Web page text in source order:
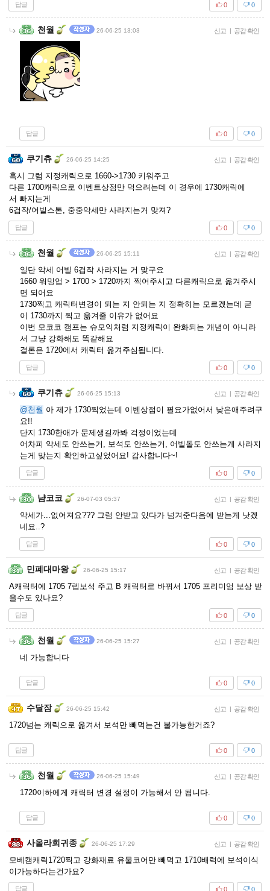
답글 0
0
천월 26-06-25 13:03 신고 | 공감 확인
답글 0
0
쿠기츄 26-06-25 14:25 신고 | 공감 확인
혹시 그럼 지정캐릭으로 1660->1730 키워주고
다른 1700캐릭으로 이벤트상점만 먹으려는데 이 경우에 1730캐릭에
서 빠지는게
6겁작/어빌스톤, 중중악세만 사라지는거 맞져?
답글 0
0
천월 26-06-25 15:11 신고 | 공감 확인
일단 악세 어빌 6겁작 사라지는 거 맞구요
1660 워밍업 > 1700 > 1720까지 찍어주시고 다른캐릭으로 옮겨주시
면 되어요
1730찍고 캐릭터변경이 되는 지 안되는 지 정확히는 모르겠는데 굳
이 1730까지 찍고 옮겨줄 이유가 없어요
이번 모코코 캠프는 슈모익처럼 지정캐릭이 완화되는 개념이 아니라
서 그냥 강화해도 똑같해요
결론은 1720에서 캐릭터 옮겨주심됩니다.
답글 0
0
쿠기츄 26-06-25 15:13 신고 | 공감 확인
@천월 아 제가 1730찍었는데 이벤상점이 필요가없어서 낮은애주려구
요!!
단지 1730한애가 문제생길까봐 걱정이었는데
어차피 악세도 안쓰는거, 보석도 안쓰는거, 어빌돌도 안쓰는게 사라지
는게 맞는지 확인하고싶었어요! 감사합니다~!
답글 0
0
냠코코 26-07-03 05:37 신고 | 공감 확인
악세가...없어져요??? 그럼 안받고 있다가 넘겨준다음에 받는게 낫겠
네요..?
답글 0
0
민폐대마왕 26-06-25 15:17 신고 | 공감 확인
A캐릭터에 1705 7렙보석 주고 B 캐릭터로 바꿔서 1705 프리미엄 보상 받
을수도 있나요?
답글 0
0
천월 26-06-25 15:27 신고 | 공감 확인
네 가능합니다
답글 0
0
수달잠 26-06-25 15:42 신고 | 공감 확인
1720넘는 캐릭으로 옮겨서 보석만 빼먹는건 불가능한거죠?
답글 0
0
천월 26-06-25 15:49 신고 | 공감 확인
1720이하에게 캐릭터 변경 설정이 가능해서 안 됩니다.
답글 0
0
사올라희귀종 26-06-25 17:29 신고 | 공감 확인
모베캠캐릭1720찍고 강화재료 유물코어만 빼먹고 1710배럭에 보석이식
이가능하다는건가요?
답글 0
0